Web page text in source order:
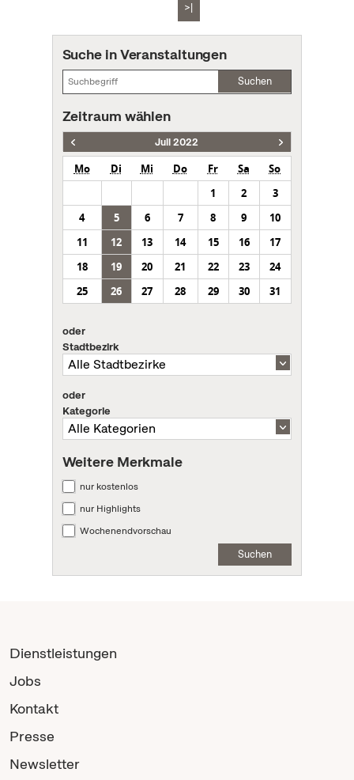
>|
Suche in Veranstaltungen
Suchen
Zeitraum wählen
Juli 2022
Mo Di Mi Do Fr Sa
So
1
2
3
4
5 6 7 8 9
10
11
12 13 14 15 16
17
18
19 20 21 22 23
24
25
26 27 28 29 30 31
oder
Stadtbezirk
oder
Kategorie
Weitere Merkmale
nur kostenlos
nur Highlights
Wochenendvorschau
Suchen
Dienstleistungen
Jobs
Kontakt
Presse
Newsletter